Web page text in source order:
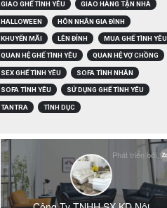
GIAO GHẾ TÌNH YÊU GIAO HÀNG TẬN NHÀ
HALLOWEEN HÔN NHÂN GIA ĐÌNH
KHUYẾN MÃI LÊN ĐỈNH MUA GHẾ TÌNH YÊU
QUAN HỆ GHẾ TÌNH YÊU QUAN HỆ VỢ CHỒNG
SEX GHẾ TÌNH YÊU SOFA TÌNH NHÂN
SOFA TÌNH YÊU SỬ DỤNG GHẾ TÌNH YÊU
TANTRA TÌNH DỤC